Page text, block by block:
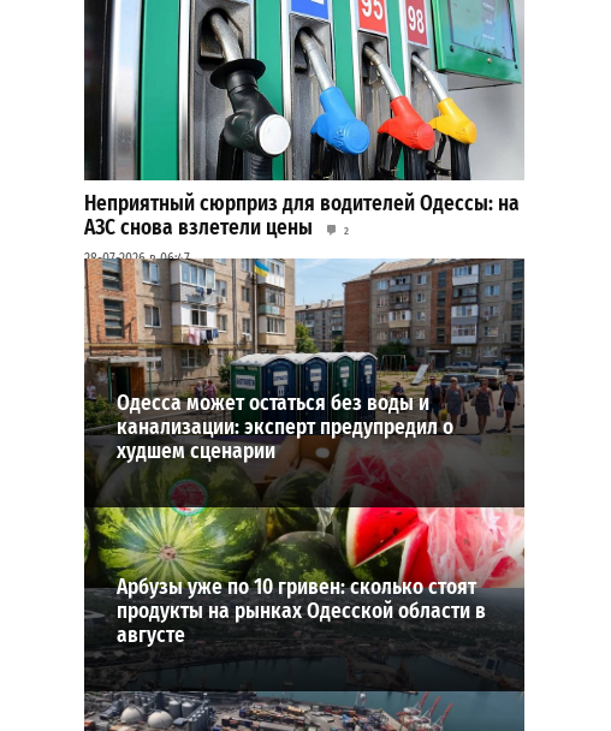
Неприятный сюрприз для водителей Одессы: на
АЗС снова взлетели цены
2
28-07-2026 в 06:47
ВИБОР РЕДАКЦИИ
Одесса может остаться без воды и
канализации: эксперт предупредил о
худшем сценарии
Арбузы уже по 10 гривен: сколько стоят
продукты на рынках Одесской области в
августе